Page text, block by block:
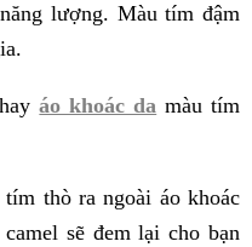
lượng. Màu tím đậm
áo khoác da màu tím
thò ra ngoài áo khoác
sẽ đem lại cho bạn